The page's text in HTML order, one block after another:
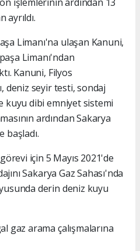
ayrıldı.
Limanı'na ulaşan Kanuni,
Limanı'ndan
Kanuni, Filyos
deniz seyir testi, sondaj
kuyu dibi emniyet sistemi
ardından Sakarya
başladı.
için 5 Mayıs 2021'de
Sakarya Gaz Sahası'nda
derin deniz kuyu
gaz arama çalışmalarına